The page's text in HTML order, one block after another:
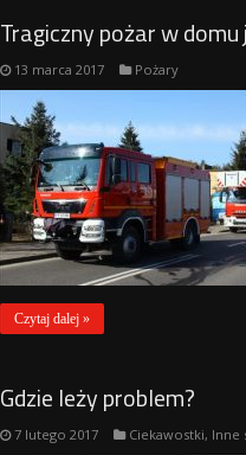
Tragiczny pożar w
13 marca 2017 Pożary
Czytaj dalej »
Gdzie leży problem?
7 lutego 2017 Ciekawostki, Inne